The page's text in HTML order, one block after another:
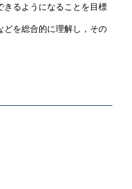
きるようになることを目標
どを総合的に理解し，その